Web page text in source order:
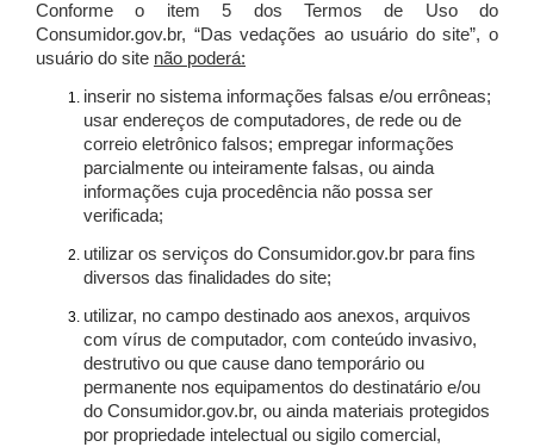
Conforme o item 5 dos Termos de Uso do
Consumidor.gov.br, “Das vedações ao usuário do site”, o
usuário do site não poderá:
inserir no sistema informações falsas e/ou errôneas;
usar endereços de computadores, de rede ou de
correio eletrônico falsos; empregar informações
parcialmente ou inteiramente falsas, ou ainda
informações cuja procedência não possa ser
verificada;
utilizar os serviços do Consumidor.gov.br para fins
diversos das finalidades do site;
utilizar, no campo destinado aos anexos, arquivos
com vírus de computador, com conteúdo invasivo,
destrutivo ou que cause dano temporário ou
permanente nos equipamentos do destinatário e/ou
do Consumidor.gov.br, ou ainda materiais protegidos
por propriedade intelectual ou sigilo comercial,